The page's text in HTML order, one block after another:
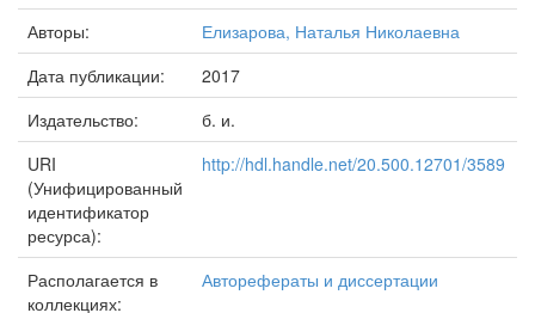
Авторы:
Елизарова, Наталья Николаевна
Дата публикации:
2017
Издательство:
б. и.
URI
(Унифицированный
идентификатор
ресурса):
http://hdl.handle.net/20.500.12701/3589
Располагается в
коллекциях:
Авторефераты и диссертации